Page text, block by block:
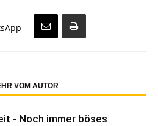
VOM AUTOR
- Noch immer böses